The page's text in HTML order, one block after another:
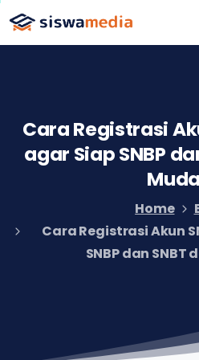
CaraRegistrasi
agar SiapSNBP
Home
Cara Registrasi Akun
SNBP dan